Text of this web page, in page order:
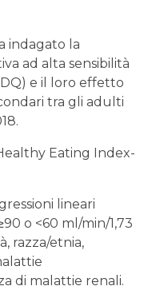
indagato la
ad alta sensibilità
e il loro effetto
tra gli adulti
Eating Index-
lineari
o <60 ml/min/1,73
razza/etnia,
di malattie renali.